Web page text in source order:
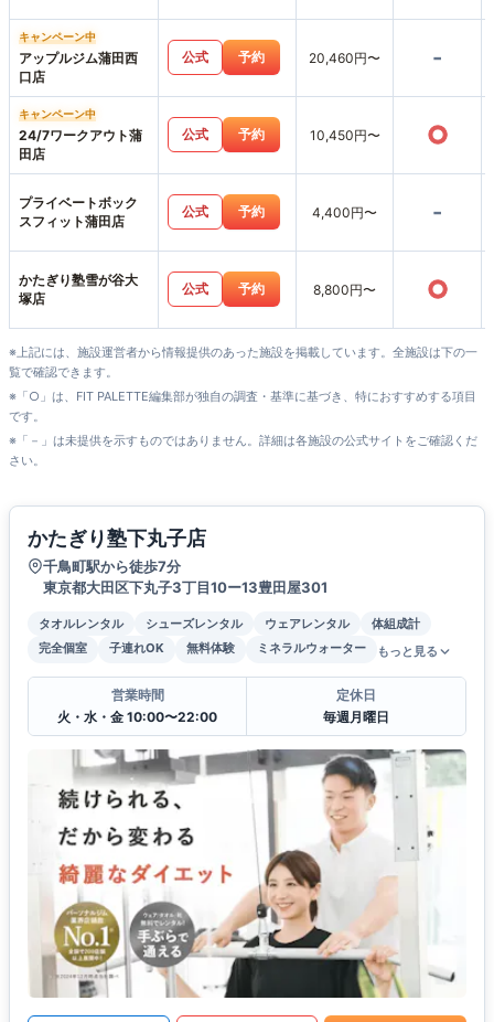
キャンペーン中
アップルジム蒲田西
口店
公式 予約 20,460円〜 -
キャンペーン中
24/7ワークアウト蒲
田店
公式 予約 10,450円〜 ○
プライベートボック
スフィット蒲田店
公式 予約 4,400円〜 -
かたぎり塾雪が谷大
塚店
公式 予約 8,800円〜 ○
※上記には、施設運営者から情報提供のあった施設を掲載しています。全施設は下の一
覧で確認できます。
※「○」は、FIT PALETTE編集部が独自の調査・基準に基づき、特におすすめする項目
です。
※「－」は未提供を示すものではありません。詳細は各施設の公式サイトをご確認くだ
さい。
かたぎり塾下丸子店
千鳥町駅から徒歩7分
東京都大田区下丸子3丁目10ー13豊田屋301
タオルレンタル シューズレンタル ウェアレンタル
体組成計
完全個室
子連れOK 無料体験 ミネラルウォーター もっと見る
営業時間
火・水・金 10:00〜22:00
定休日
毎週月曜日